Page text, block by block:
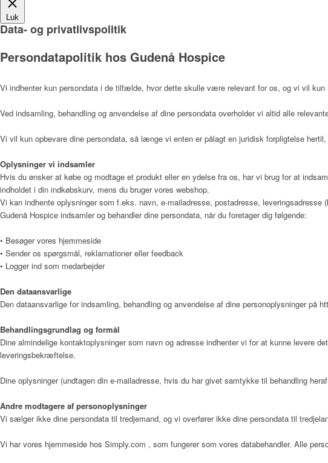
Køkken og rengøring
Pedel
Sekretær
Hospicefilosofi og palliation
Luk
Data- og privatlivspolitik
Persondatapolitik hos Gudenå Hospice
Vi indhenter kun persondata i de tilfælde, hvor dette skulle være relevant for os, og vi vil
Ved indsamling, behandling og anvendelse af dine persondata overholder vi altid alle
Vi vil kun opbevare dine persondata, så længe vi enten er pålagt en juridisk forpligtelse
Oplysninger vi indsamler
Hvis du ønsker at købe og modtage et produkt eller en ydelse fra os, har vi brug for at
indholdet i din indkøbskurv, mens du bruger vores webshop.
Vi kan indhente oplysninger som f.eks. navn, e-mailadresse, postadresse,
Gudenå Hospice indsamler og behandler dine persondata, når du foretager dig følgende:
• Besøger vores hjemmeside
• Sender os spørgsmål, reklamationer eller feedback
• Logger ind som medarbejder
Den dataansvarlige
Den dataansvarlige for indsamling, behandling og anvendelse af dine personoplysninger på
Behandlingsgrundlag og formål
Dine almindelige kontaktoplysninger som navn og adresse indhenter vi for at kunne levere
leveringsbekræftelse.
Dine oplysninger (undtagen din e-mailadresse, hvis du har givet samtykke til behandling
Andre modtagere af personoplysninger
Vi sælger ikke dine persondata til tredjemand, og vi overfører ikke dine persondata til
Vi har vores hjemmeside hos Simply.com , som fungerer som vores databehandler. Alle